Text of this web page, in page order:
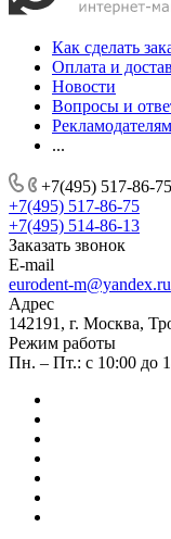
Как сделать
Оплата и
Новости
Вопросы и
Рекламодателям
...
+7(495) 517-86-75
+7(495) 517-86-75
+7(495) 514-86-13
Заказать звонок
E-mail
eurodent-m@yandex.ru
Адрес
142191, г. Москва,
Режим работы
Пн. – Пт.: с 10:00 до